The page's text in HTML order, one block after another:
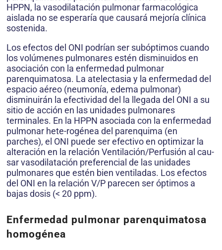
HPPN, la vasodilatación pulmonar farmacológica
aislada no se esperaría que causará mejoría clínica
sostenida.
Los efectos del ONI podrían ser subóptimos cuando
los volúmenes pulmonares estén disminuidos en
asociación con la enfermedad pulmonar
parenquimatosa. La atelectasia y la enfermedad del
espacio aéreo (neumonía, edema pulmonar)
disminuirán la efectividad del la llegada del ONI a su
sitio de acción en las unidades pulmonares
terminales. En la HPPN asociada con la enfermedad
pulmonar hete-rogénea del parenquima (en
parches), el ONI puede ser efectivo en optimizar la
alteración en la relación Ventilación/Perfusión al cau-
sar vasodilatación preferencial de las unidades
pulmonares que estén bien ventiladas. Los efectos
del ONI en la relación V/P parecen ser óptimos a
bajas dosis (< 20 ppm).
Enfermedad pulmonar parenquimatosa
homogénea